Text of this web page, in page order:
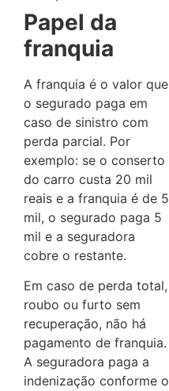
Papel da
franquia
A franquia é o valor que
o segurado paga em
caso de sinistro com
perda parcial. Por
exemplo: se o conserto
do carro custa 20 mil
reais e a franquia é de 5
mil, o segurado paga 5
mil e a seguradora
cobre o restante.
Em caso de perda total,
roubo ou furto sem
recuperação, não há
pagamento de franquia.
A seguradora paga a
indenização conforme o